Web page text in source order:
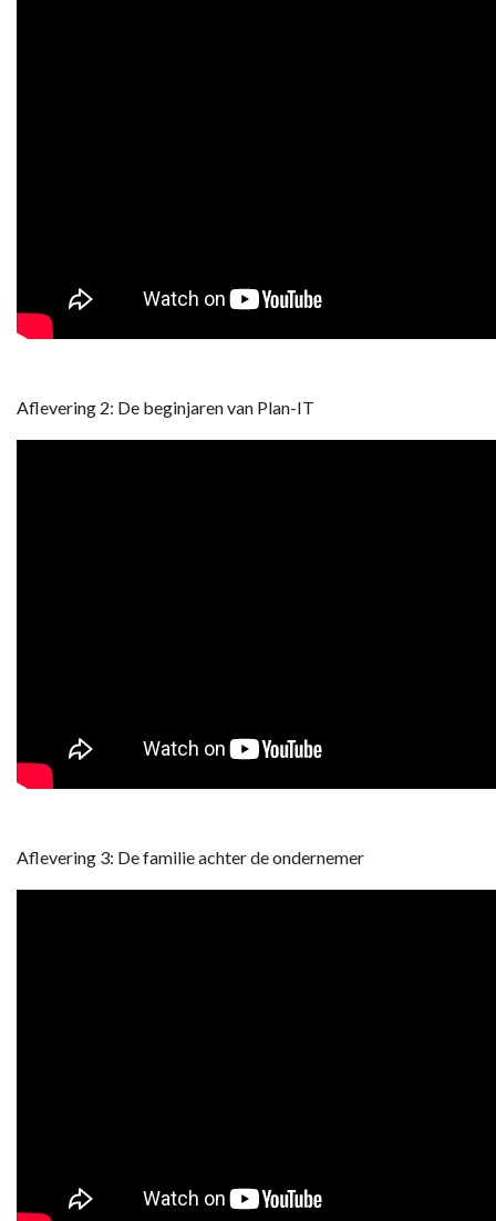
Aflevering 2: De beginjaren van Plan-IT
Aflevering 3: De familie achter de ondernemer